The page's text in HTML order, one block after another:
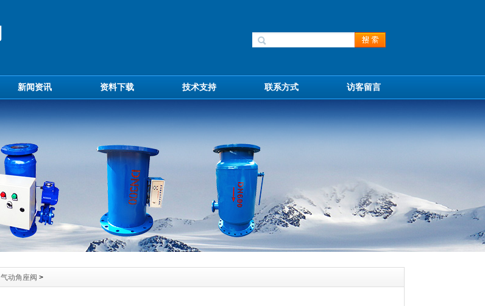
新闻资讯 资料下载 技术支持 联系方式 访客留言
气动角座阀 >